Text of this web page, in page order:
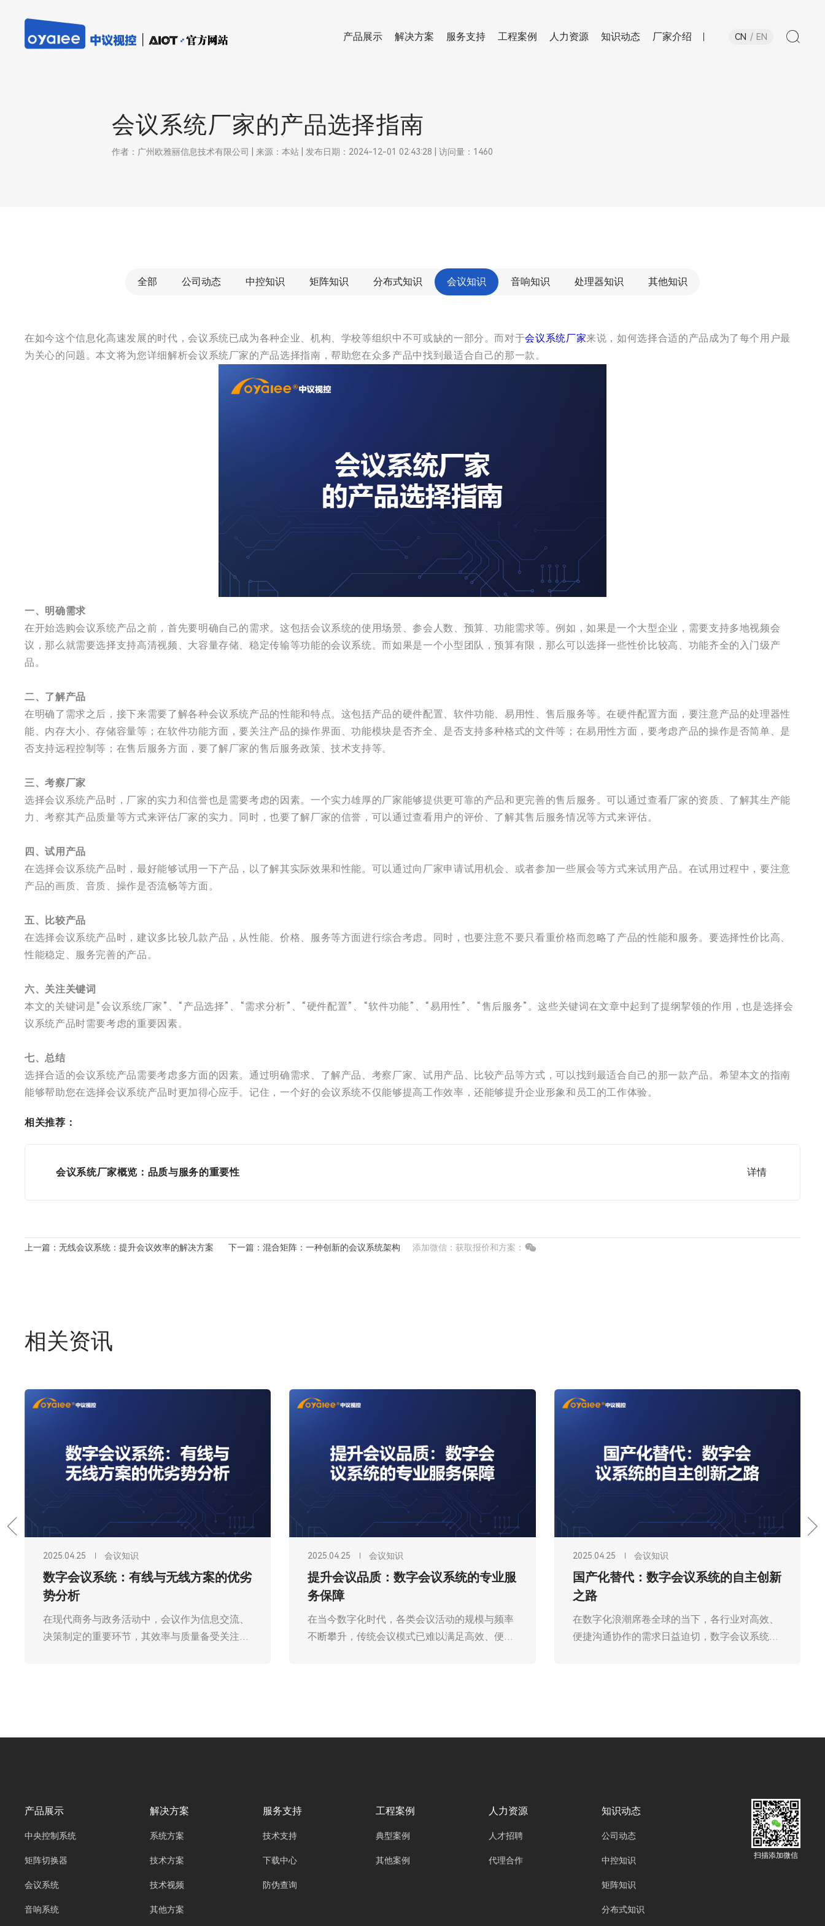
产品展示 解决方案 服务支持 工程案例 人力资源 知识动态 厂家介绍 CN EN
会议系统厂家的产品选择指南
作者：广州欧雅丽信息技术有限公司 | 来源：本站 | 发布日期：2024-12-01 02:43:28 | 访问量：1460
全部 公司动态 中控知识 矩阵知识 分布式知识 会议知识 音响知识 处理器知识 其他知识
在如今这个信息化高速发展的时代，会议系统已成为各种企业、机构、学校等组织中不可或缺的一部分。而对于会议系统厂家来说，如何选择合适的产品成为了每个用户最
为关心的问题。本文将为您详细解析会议系统厂家的产品选择指南，帮助您在众多产品中找到最适合自己的那一款。
一、明确需求
在开始选购会议系统产品之前，首先要明确自己的需求。这包括会议系统的使用场景、参会人数、预算、功能需求等。例如，如果是一个大型企业，需要支持多地视频会
议，那么就需要选择支持高清视频、大容量存储、稳定传输等功能的会议系统。而如果是一个小型团队，预算有限，那么可以选择一些性价比较高、功能齐全的入门级产
品。
二、了解产品
在明确了需求之后，接下来需要了解各种会议系统产品的性能和特点。这包括产品的硬件配置、软件功能、易用性、售后服务等。在硬件配置方面，要注意产品的处理器性
能、内存大小、存储容量等；在软件功能方面，要关注产品的操作界面、功能模块是否齐全、是否支持多种格式的文件等；在易用性方面，要考虑产品的操作是否简单、是
否支持远程控制等；在售后服务方面，要了解厂家的售后服务政策、技术支持等。
三、考察厂家
选择会议系统产品时，厂家的实力和信誉也是需要考虑的因素。一个实力雄厚的厂家能够提供更可靠的产品和更完善的售后服务。可以通过查看厂家的资质、了解其生产能
力、考察其产品质量等方式来评估厂家的实力。同时，也要了解厂家的信誉，可以通过查看用户的评价、了解其售后服务情况等方式来评估。
四、试用产品
在选择会议系统产品时，最好能够试用一下产品，以了解其实际效果和性能。可以通过向厂家申请试用机会、或者参加一些展会等方式来试用产品。在试用过程中，要注意
产品的画质、音质、操作是否流畅等方面。
五、比较产品
在选择会议系统产品时，建议多比较几款产品，从性能、价格、服务等方面进行综合考虑。同时，也要注意不要只看重价格而忽略了产品的性能和服务。要选择性价比高、
性能稳定、服务完善的产品。
六、关注关键词
本文的关键词是“会议系统厂家”、“产品选择”、“需求分析”、“硬件配置”、“软件功能”、“易用性”、“售后服务”。这些关键词在文章中起到了提纲挈领的作用，也是选择会
议系统产品时需要考虑的重要因素。
七、总结
选择合适的会议系统产品需要考虑多方面的因素。通过明确需求、了解产品、考察厂家、试用产品、比较产品等方式，可以找到最适合自己的那一款产品。希望本文的指南
能够帮助您在选择会议系统产品时更加得心应手。记住，一个好的会议系统不仅能够提高工作效率，还能够提升企业形象和员工的工作体验。
相关推荐：
会议系统厂家概览：品质与服务的重要性
上一篇：无线会议系统：提升会议效率的解决方案 下一篇：混合矩阵：一种创新的会议系统架构 添加微信：获取报价和方案：
相关资讯
2025.04.25 会议知识
数字会议系统：有线与无线方案的优劣
势分析
在现代商务与政务活动中，会议作为信息交流、
决策制定的重要环节，其效率与质量备受关注。
OY-POW20充电箱。”的出现，极大地提升了会
打造高效、适配的会议环境意义重大。
2025.04.25 会议知识
提升会议品质：数字会议系统的专业服
务保障
在当今数字化时代，各类会议活动的规模与频率
不断攀升，传统会议模式已难以满足高效、便
D205NB，会议主席单元OY-D505NA，OY-
全流程，为各类会议的顺利开展提供坚实保障。
2025.04.25 会议知识
国产化替代：数字会议系统的自主创新
之路
在数字化浪潮席卷全球的当下，各行业对高效、
便捷沟通协作的需求日益迫切，数字会议系统作
控的数字会议系统的国产化替代与自主创新，不
产品展示
中央控制系统
矩阵切换器
会议系统
音响系统
解决方案
系统方案
技术方案
技术视频
其他方案
服务支持
技术支持
下载中心
防伪查询
工程案例
典型案例
其他案例
人力资源
人才招聘
代理合作
知识动态
公司动态
中控知识
矩阵知识
分布式知识
扫描添加微信